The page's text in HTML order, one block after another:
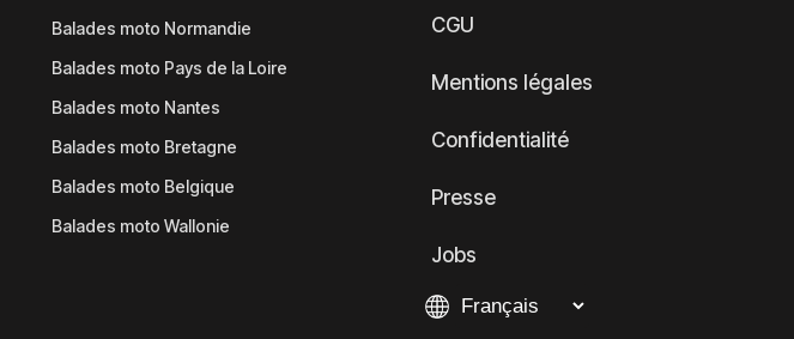
Balades moto Normandie
Balades moto Pays de la Loire
Balades moto Nantes
Balades moto Bretagne
Balades moto Belgique
Balades moto Wallonie
CGU
Mentions légales
Confidentialité
Presse
Jobs